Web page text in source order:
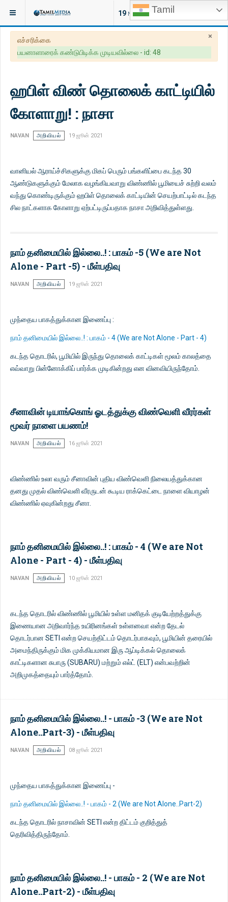
Tamil
19 NEW ARTICLES
இருக்குமிடம்: கட்டுரைகள்
×
எச்சரிக்கை
பயனாளாரைக் கண்டுபிடிக்க முடியவில்லை - id: 48
ஹபிள் விண் தொலைக் காட்டியில்
கோளாறு! : நாசா
NAVAN அறிவியல் 19 ஜூன் 2021
வானியல் ஆராய்ச்சிகளுக்கு மிகப் பெரும் பங்களிப்பை கடந்த 30
ஆண்டுகளுக்கும் மேலாக வழங்கியவாறு விண்ணில் பூமியைச் சுற்றி வலம்
வந்து கொண்டிருக்கும் ஹபிள் தொலைக் காட்டியின் செயற்பாட்டில் கடந்த
சில நாட்களாக கோளாறு ஏற்பட்டிருப்பதாக நாசா அறிவித்துள்ளது.
நாம் தனிமையில் இல்லை..! : பாகம் -5 (We are Not
Alone - Part -5) - மீள்பதிவு
NAVAN அறிவியல் 19 ஜூன் 2021
முந்தைய பாகத்துக்கான இணைப்பு :
நாம் தனிமையில் இல்லை..! : பாகம் - 4 (We are Not Alone - Part - 4)
கடந்த தொடரில், பூமியில் இருந்து தொலைக் காட்டிகள் மூலம் காலத்தை
எவ்வாறு பின்னோக்கிப் பார்க்க முடிகின்றது என வினவியிருந்தோம்.
சீனாவின் டியாங்கொங் ஓடத்துக்கு விண்வெளி வீரர்கள்
மூவர் நாளை பயணம்!
NAVAN அறிவியல் 16 ஜூன் 2021
விண்ணில் உலா வரும் சீனாவின் புதிய விண்வெளி நிலையத்துக்கான
தனது முதல் விண்வெளி வீரருடன் கூடிய ராக்கெட்டை நாளை வியாழன்
விண்ணில் ஏவுகின்றது சீனா.
நாம் தனிமையில் இல்லை..! : பாகம் - 4 (We are Not
Alone - Part - 4) - மீள்பதிவு
NAVAN அறிவியல் 10 ஜூன் 2021
கடந்த தொடரில் விண்ணில் பூமியில் உள்ள மனிதக் குடியேற்றத்துக்கு
இணையான அறிவார்ந்த உயிரினங்கள் உள்ளனவா என்ற தேடல்
தொடர்பான SETI என்ற செயற்திட்டம் தொடர்பாகவும், பூமியின் தரையில்
அமைந்திருக்கும் மிக முக்கியமான இரு ஆப்டிக்கல் தொலைக்
காட்டிகளான சுபாரு (SUBARU) மற்றும் எல்ட் (ELT) என்பவற்றின்
அறிமுகத்தையும் பார்த்தோம்.
நாம் தனிமையில் இல்லை..! - பாகம் -3 (We are Not
Alone..Part-3) - மீள்பதிவு
NAVAN அறிவியல் 08 ஜூன் 2021
முந்தைய பாகத்துக்கான இணைப்பு -
நாம் தனிமையில் இல்லை..! - பாகம் - 2 (We are Not Alone..Part-2)
கடந்த தொடரில் நாசாவின் SETI என்ற திட்டம் குறித்துத்
தெரிவித்திருந்தோம்.
நாம் தனிமையில் இல்லை..! - பாகம் - 2 (We are Not
Alone..Part-2) - மீள்பதிவு